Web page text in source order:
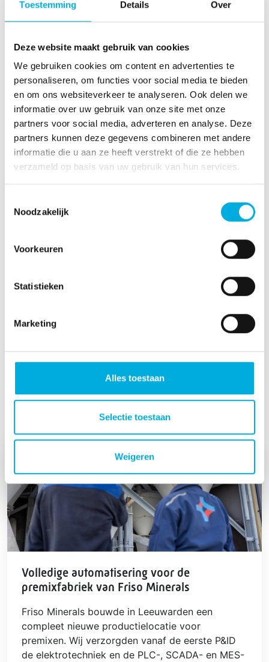
Toestemming Details Over
Deze website maakt gebruik van cookies
We gebruiken cookies om content en advertenties te
personaliseren, om functies voor social media te bieden
en om ons websiteverkeer te analyseren. Ook delen we
informatie over uw gebruik van onze site met onze
partners voor social media, adverteren en analyse. Deze
partners kunnen deze gegevens combineren met andere
informatie die u aan ze heeft verstrekt of die ze hebben
verzameld op basis van uw gebruik van hun services.
Noodzakelijk
Voorkeuren
Statistieken
Marketing
Alles toestaan
Selectie toestaan
Weigeren
Een goede samenwerking voelt niet als zakendoen. Het
voelt als werken met mensen die begrijpen wat er speelt en
er zijn wanneer het nodig is. Dat gevoel bouw je niet in één
project op. Dat groeit, jaar na jaar. Zo hoort een partnerschap
te zijn.
Meer projecten?
Lees meer
Volledige automatisering voor de
premixfabriek van Friso Minerals
Friso Minerals bouwde in Leeuwarden een
compleet nieuwe productielocatie voor
premixen. Wij verzorgden vanaf de eerste P&ID
de elektrotechniek en de PLC-, SCADA- en MES-